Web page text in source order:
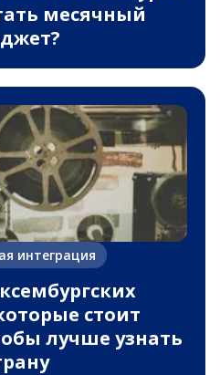
месячный
интеграция
стоит
лучше узнать